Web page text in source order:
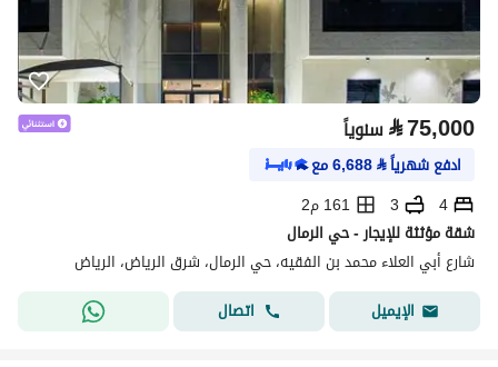
⃁75,000 سنوياً
ادفع شهرياً⃁
6,688مع
4
3
161 م2
شقة مؤثثة للإيجار - حي الرمال
شارع أبي العلاء محمد بن الفقيه، حي الرمال، شرق الرياض، الرياض
الإيميل
اتصال